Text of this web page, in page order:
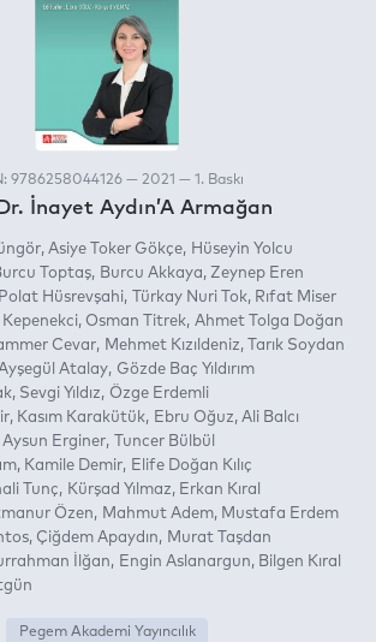
9786258044126 — 2021 — 1. Baskı
İnayet Aydın’A Armağan
Asiye Toker Gökçe
Hüseyin Yolcu
Toptaş Burcu Akkaya Zeynep Eren
Hüsrevşahi Türkay Nuri Tok
Rıfat Miser
Osman Titrek Ahmet Tolga Doğan
Cevar Mehmet Kızıldeniz
Tarık Soydan
Atalay
Gözde Baç Yıldırım
Sevgi Yıldız
Özge Erdemli
Kasım Karakütük Ebru Oğuz Ali Balcı
Aysun Erginer
Tuncer Bülbül
Kamile Demir
Elife Doğan Kılıç
Tunç Kürşad Yılmaz
Erkan Kıral
Özen Mahmut Adem
Mustafa Erdem
Çiğdem Apaydın
Murat Taşdan
İlğan Engin Aslanargun
Bilgen Kıral
Pegem Akademi Yayıncılık